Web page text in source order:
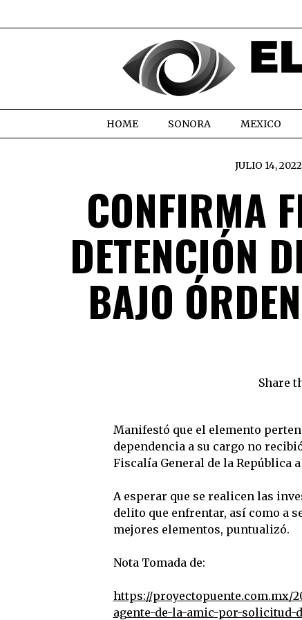
HOME SONORA MEXICO
JULIO 14, 2022
CONFIRMA
DETENCIÓN
BAJO
Share
Manifestó que el elemento
dependencia a su cargo no
Fiscalía General de la República
A esperar que se realicen las
delito que enfrentar, así como a
mejores elementos, puntualizó.
Nota Tomada de:
https://proyectopuente.com.mx/
agente-de-la-amic-por-solicitud-